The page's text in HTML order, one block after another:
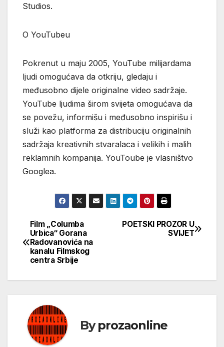
Studios.
O YouTubeu
Pokrenut u maju 2005, YouTube milijardama
ljudi omogućava da otkriju, gledaju i
međusobno dijele originalne video sadržaje.
YouTube ljudima širom svijeta omogućava da
se povežu, informišu i međusobno inspirišu i
služi kao platforma za distribuciju originalnih
sadržaja kreativnih stvaralaca i velikih i malih
reklamnih kompanija. YouToube je vlasništvo
Googlea.
Кретање
чланка
POETSKI PROZOR U
SVIJET
Film „Columba
Urbica“ Gorana
Radovanovića na
kanalu Filmskog
centra Srbije
Byprozaonline